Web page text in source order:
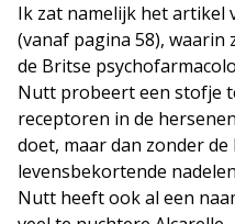
Ik zat namelijk het artikel
(vanaf pagina 58),
de Britse
Nutt probeert een stofje
receptoren in de
doet, maar dan zonder de
levensbekortende
Nutt heeft ook al een